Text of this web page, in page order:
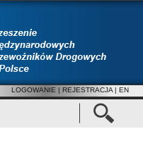
LOGOWANIE | REJESTRACJA | EN